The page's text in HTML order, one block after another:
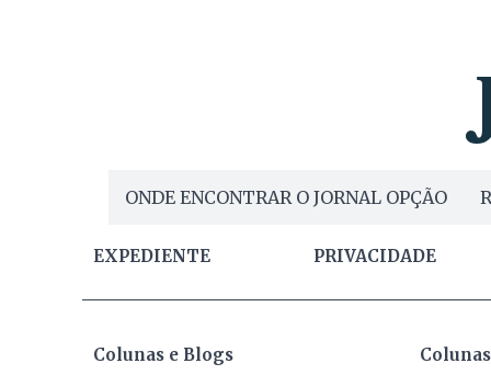
ONDE ENCONTRAR O JORNAL OPÇÃO
EXPEDIENTE PRIVACIDADE
Colunas e Blogs